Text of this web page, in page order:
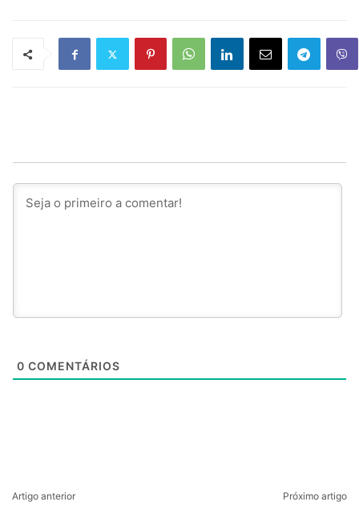
0 COMENTÁRIOS
Artigo anterior Próximo artigo